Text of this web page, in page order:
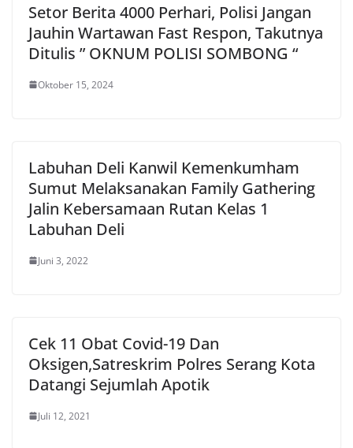
Setor Berita 4000 Perhari, Polisi Jangan
Jauhin Wartawan Fast Respon, Takutnya
Ditulis ” OKNUM POLISI SOMBONG “
Oktober 15, 2024
Labuhan Deli Kanwil Kemenkumham
Sumut Melaksanakan Family Gathering
Jalin Kebersamaan Rutan Kelas 1
Labuhan Deli
Juni 3, 2022
Cek 11 Obat Covid-19 Dan
Oksigen,Satreskrim Polres Serang Kota
Datangi Sejumlah Apotik
Juli 12, 2021